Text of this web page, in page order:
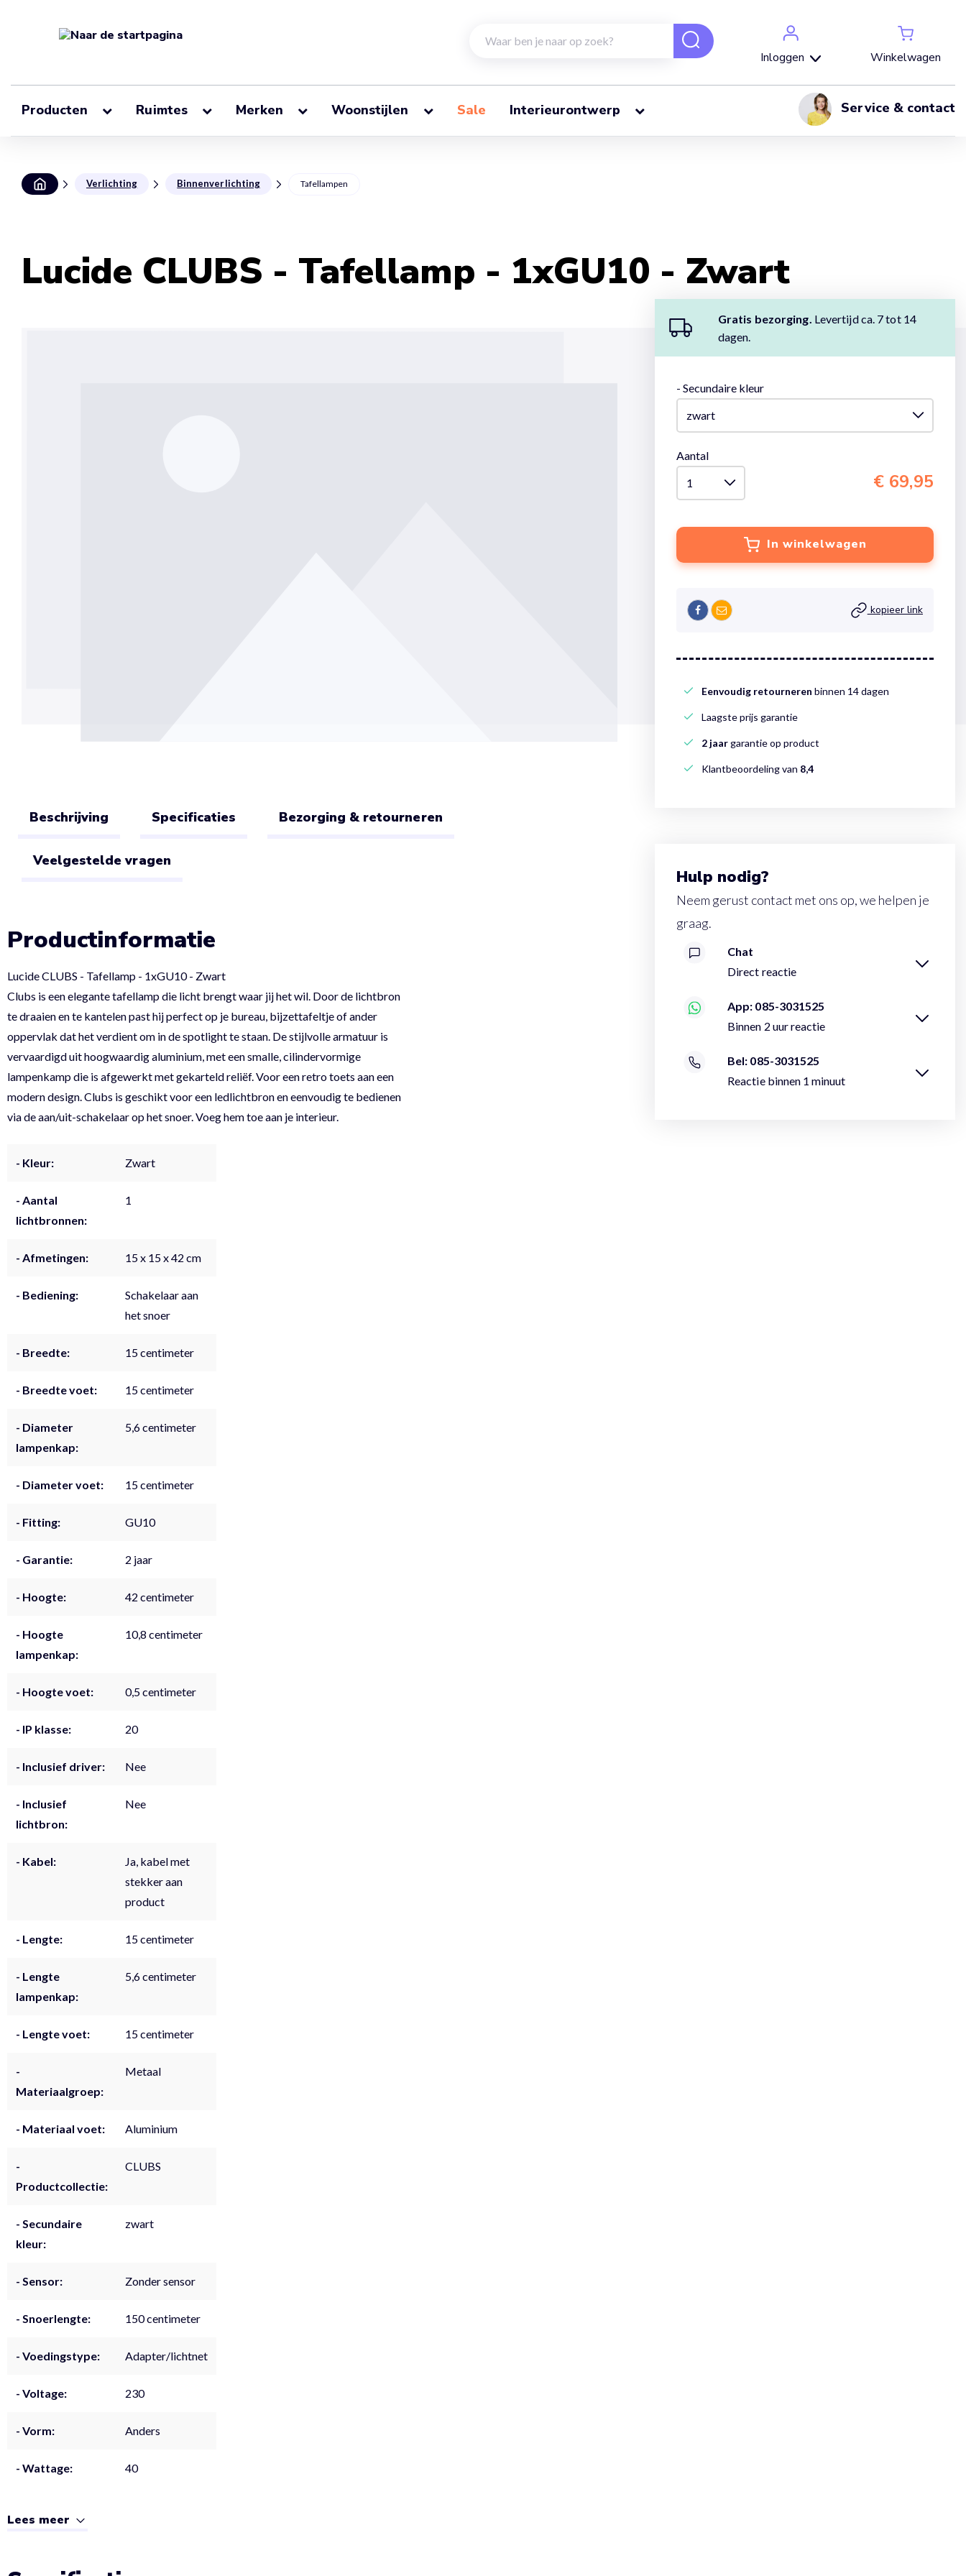
Inloggen Winkelwagen
Producten Ruimtes Merken Woonstijlen Sale Interieurontwerp Service & contact
Verlichting Binnenverlichting Tafellampen
Lucide CLUBS - Tafellamp - 1xGU10 - Zwart
Beschrijving Specificaties Bezorging & retourneren
Veelgestelde vragen
Productinformatie
Lucide CLUBS - Tafellamp - 1xGU10 - Zwart
Clubs is een elegante tafellamp die licht brengt waar jij het wil. Door de lichtbron
te draaien en te kantelen past hij perfect op je bureau, bijzettafeltje of ander
oppervlak dat het verdient om in de spotlight te staan. De stijlvolle armatuur is
vervaardigd uit hoogwaardig aluminium, met een smalle, cilindervormige
lampenkamp die is afgewerkt met gekarteld reliëf. Voor een retro toets aan een
modern design. Clubs is geschikt voor een ledlichtbron en eenvoudig te bedienen
via de aan/uit-schakelaar op het snoer. Voeg hem toe aan je interieur.
- Kleur: Zwart
- Aantal
lichtbronnen:
1
- Afmetingen: 15 x 15 x 42 cm
- Bediening:
Schakelaar aan
het snoer
- Breedte: 15 centimeter
- Breedte voet: 15 centimeter
- Diameter
lampenkap:
5,6 centimeter
- Diameter voet: 15 centimeter
- Fitting: GU10
- Garantie: 2 jaar
- Hoogte: 42 centimeter
- Hoogte
lampenkap:
10,8 centimeter
- Hoogte voet: 0,5 centimeter
- IP klasse: 20
- Inclusief driver: Nee
- Inclusief
lichtbron:
Nee
- Kabel:
Ja, kabel met
stekker aan
product
- Lengte: 15 centimeter
- Lengte
lampenkap:
5,6 centimeter
- Lengte voet: 15 centimeter
-
Materiaalgroep:
Metaal
- Materiaal voet: Aluminium
-
Productcollectie:
CLUBS
- Secundaire
kleur:
zwart
- Sensor: Zonder sensor
- Snoerlengte: 150 centimeter
- Voedingstype: Adapter/lichtnet
- Voltage: 230
- Vorm: Anders
- Wattage: 40
Lees meer
Gratis bezorging. Levertijd ca. 7 tot 14
dagen.
- Secundaire kleur
Aantal
€ 69,95
In winkelwagen
kopieer link
Eenvoudig retourneren binnen 14 dagen
Laagste prijs garantie
2 jaargarantie op product
Klantbeoordeling van 8,4
Hulp nodig?
Neem gerust contact met ons op, we helpen je
graag.
Chat
Direct reactie
App: 085-3031525
Binnen 2 uur reactie
Bel: 085-3031525
Reactie binnen 1 minuut